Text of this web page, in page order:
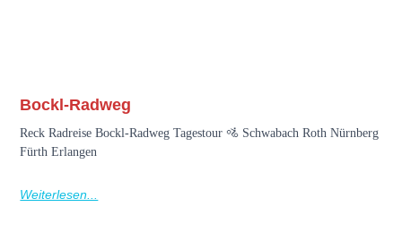
Bockl-Radweg
Reck Radreise Bockl-Radweg Tagestour 🚵 Schwabach Roth Nürnberg
Fürth Erlangen
Weiterlesen...